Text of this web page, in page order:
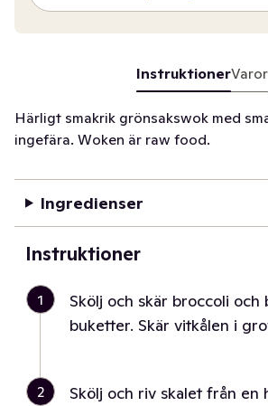
InstruktionerVaror
Härligt smakrik grönsakswok med
ingefära. Woken är raw food.
Ingredienser
Instruktioner
1
Skölj och skär broccoli och
buketter. Skär vitkålen i
2
Skölj och riv skalet från en